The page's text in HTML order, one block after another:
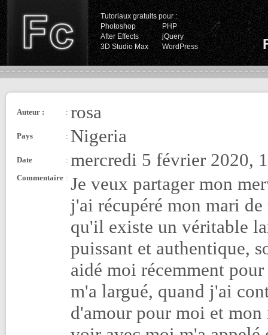
Tutoriaux gratuits pour :
Photoshop
PHP
After Effects
jQuery
3D Studio Max
WordPress
Auteur : : rosa
Pays : Nigeria
Date : mercredi 5 février 2020,
Commentaire : Je veux partager mon
j'ai récupéré mon mari
qu'il existe un véritable
puissant et authentique,
aidé moi récemment
m'a largué, quand j'ai
d'amour pour moi et